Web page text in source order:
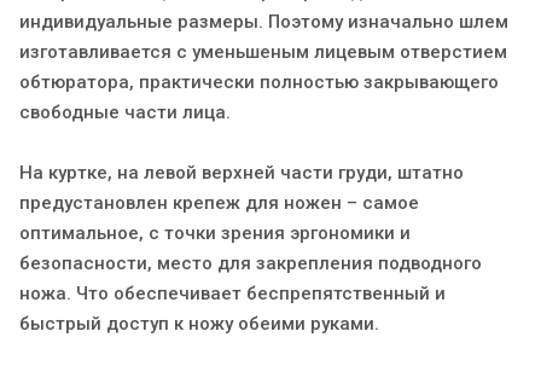
индивидуальные размеры. Поэтому изначально шлем
изготавливается с уменьшеным лицевым отверстием
обтюратора, практически полностью закрывающего
свободные части лица.
На куртке, на левой верхней части груди, штатно
предустановлен крепеж для ножен – самое
оптимальное, с точки зрения эргономики и
безопасности, место для закрепления подводного
ножа. Что обеспечивает беспрепятственный и
быстрый доступ к ножу обеими руками.